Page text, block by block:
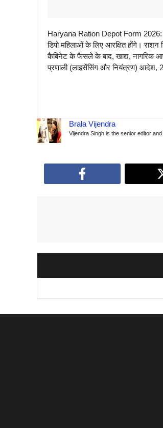
Haryana Ration Depot Form 2026:
डिपो महिलाओं के लिए आरक्षित होंगे। राशन
कैबिनेट के फैसले के बाद, खाद्य, नागरिक
प्रणाली (लाइसेंसिंग और नियंत्रण) आदेश,
Brala Vijendra
Vijendra Singh is the senior editor